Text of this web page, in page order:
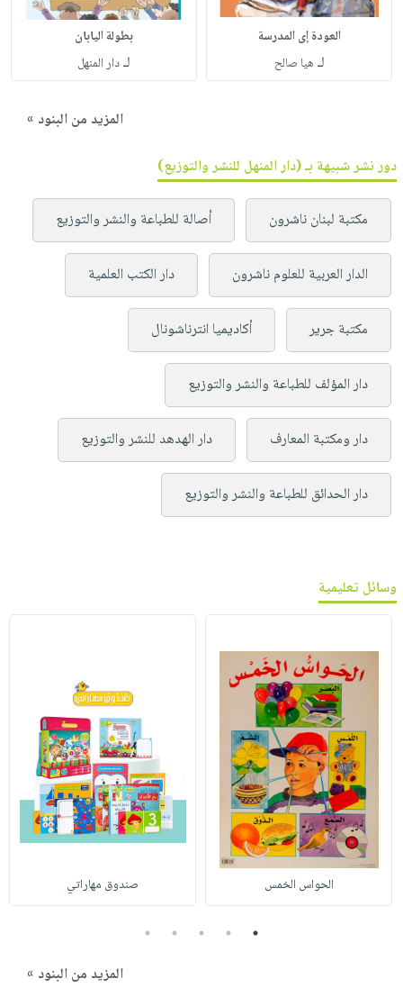
العودة إى المدرسة
لـ هيا صالح
بطولة اليابان
لـدار المنهل
المزيد من البنود »
دور نشر شبيهة بـ (دار المنهل للنشر والتوزيع)
مكتبة لبنان ناشرون أصالة للطباعة والنشر والتوزيع
الدار العربية للعلوم ناشرون دار الكتب العلمية
مكتبة جرير أكاديميا انترناشونال
دار المؤلف للطباعة والنشر والتوزيع
دار ومكتبة المعارف دار الهدهد للنشر والتوزيع
دار الحدائق للطباعة والنشر والتوزيع
وسائل تعليمية
الحواس الخمس صندوق مهاراتي
1
2
3
4
5
المزيد من البنود »